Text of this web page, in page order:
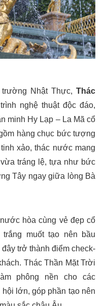
trường Nhật Thực, Thác
nghệ thuật độc đáo,
minh Hy Lạp – La Mã cổ
hàng chục bức tượng
xảo, thác nước mang
tráng lệ, tựa như bức
Tây ngay giữa lòng Bà
hòa cùng vẻ đẹp cổ
muốt tạo nên bầu
trở thành điểm check-
Thác Thần Mặt Trời
phông nền cho các
lớn, góp phần tạo nên